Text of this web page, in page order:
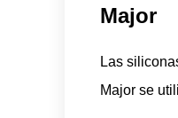
Major
Las
Major se